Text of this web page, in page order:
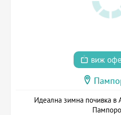
виж
Идеална зимна почивка в